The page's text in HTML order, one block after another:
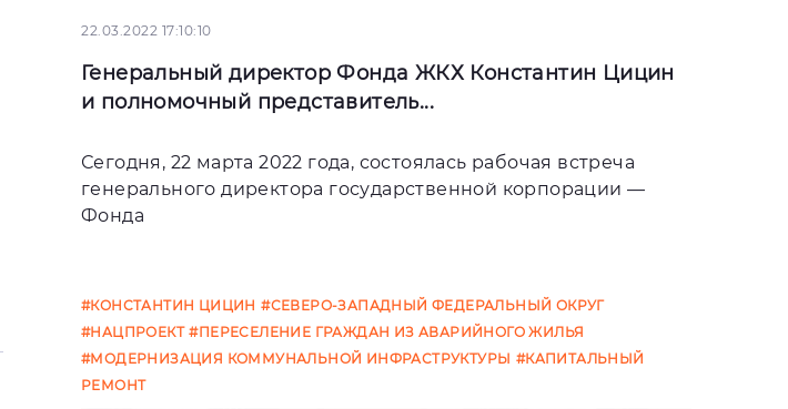
22.03.2022 17:10:10
Генеральный директор Фонда ЖКХ Константин Цицин
и полномочный представитель...
Сегодня, 22 марта 2022 года, состоялась рабочая встреча
генерального директора государственной корпорации —
Фонда
#КОНСТАНТИН ЦИЦИН #СЕВЕРО-ЗАПАДНЫЙ ФЕДЕРАЛЬНЫЙ ОКРУГ
#НАЦПРОЕКТ #ПЕРЕСЕЛЕНИЕ ГРАЖДАН ИЗ АВАРИЙНОГО ЖИЛЬЯ
#МОДЕРНИЗАЦИЯ КОММУНАЛЬНОЙ ИНФРАСТРУКТУРЫ #КАПИТАЛЬНЫЙ
РЕМОНТ